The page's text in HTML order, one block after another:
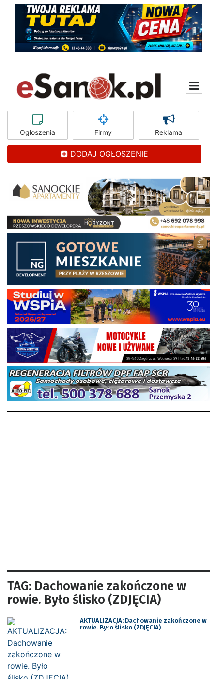
Ogłoszenia Firmy Reklama
DODAJ OGŁOSZENIE
TAG: Dachowanie zakończone w
rowie. Było ślisko (ZDJĘCIA)
AKTUALIZACJA: Dachowanie zakończone w
rowie. Było ślisko (ZDJĘCIA)